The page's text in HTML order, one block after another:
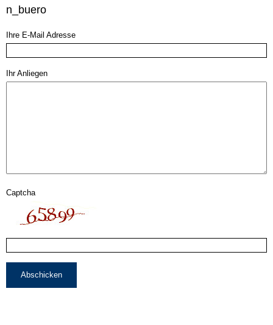
n_buero
Ihre E-Mail Adresse
Ihr Anliegen
Captcha
Abschicken